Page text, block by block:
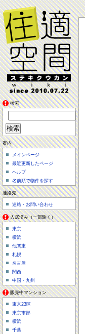
検索
案内
メインページ
最近更新したページ
ヘルプ
名前順で物件を探す
連絡先
連絡・お問い合わせ
入居済み（一部除く）
東京
横浜
他関東
札幌
名古屋
関西
中国・九州
販売中マンション
東京23区
東京市部
横浜
千葉